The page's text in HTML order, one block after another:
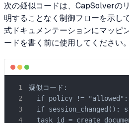
次の疑似コードは、CapSolverの
明することなく制御フローを示し
式ドキュメンテーションにマッピ
ードを書く前に使用してください。
疑似コード:
if policy !=
if session_changed():
task_id =